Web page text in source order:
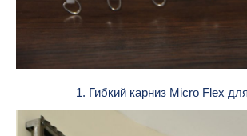
1. Гибкий карниз Micro Flex